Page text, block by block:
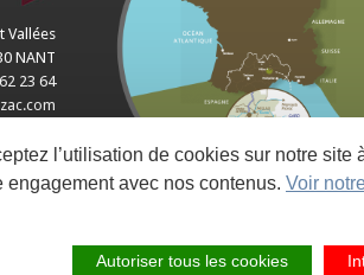
Vallées
NANT
23 64
l’utilisation de cookies sur notre
engagement avec nos contenus. Voir
Autoriser tous les cookies